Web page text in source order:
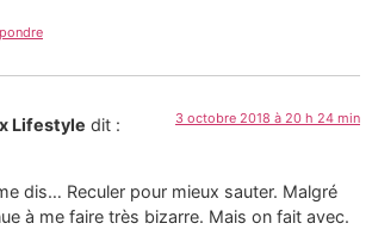
Lifestyle dit : 3 octobre 2018 à 20 h 24 min
dis… Reculer pour mieux sauter. Malgré
à me faire très bizarre. Mais on fait avec.